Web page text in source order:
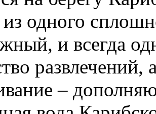
из одного
и всегда
развлечений,
–